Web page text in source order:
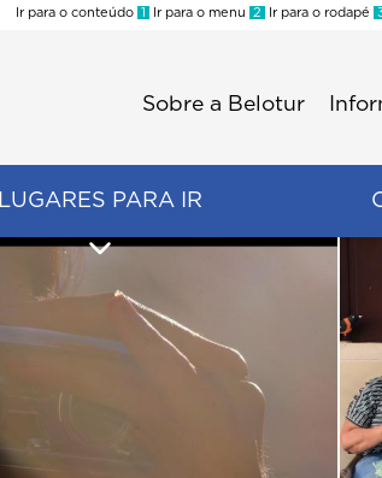
Ir para o conteúdo 1 Ir para o menu 2 Ir para o rodapé
Sobre a Belotur
LUGARES PARA IR